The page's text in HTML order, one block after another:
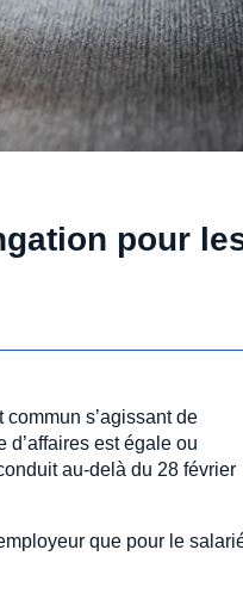
pour
s’agissant de
d’affaires est égale ou
au-delà du 28 février
que pour le